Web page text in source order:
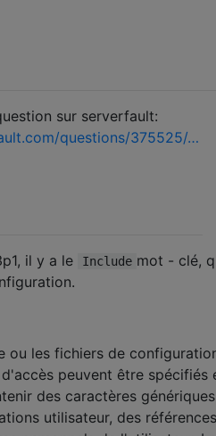
sur serverfault:
questions/375525/…
il y a le Include mot - clé,
ou les fichiers de
peuvent être spécifiés
des caractères
utilisateur, des